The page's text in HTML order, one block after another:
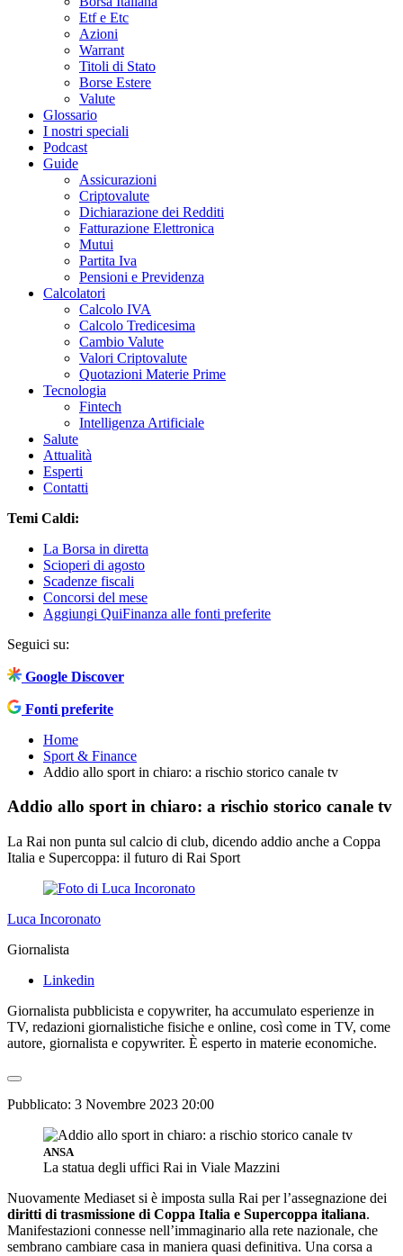
Etf e Etc
Azioni
Warrant
Titoli di Stato
Borse Estere
Valute
Glossario
I nostri speciali
Podcast
Guide
Assicurazioni
Criptovalute
Dichiarazione dei Redditi
Fatturazione Elettronica
Mutui
Partita Iva
Pensioni e Previdenza
Calcolatori
Calcolo IVA
Calcolo Tredicesima
Cambio Valute
Valori Criptovalute
Quotazioni Materie Prime
Tecnologia
Fintech
Intelligenza Artificiale
Salute
Attualità
Esperti
Contatti
Temi Caldi:
La Borsa in diretta
Scioperi di agosto
Scadenze fiscali
Concorsi del mese
Aggiungi QuiFinanza alle fonti preferite
Seguici su:
Google Discover
Fonti preferite
Home
Sport & Finance
Addio allo sport in chiaro: a rischio storico canale tv
Addio allo sport in chiaro: a rischio storico canale tv
La Rai non punta sul calcio di club, dicendo addio anche a Coppa
Italia e Supercoppa: il futuro di Rai Sport
Luca Incoronato
Giornalista
Linkedin
Giornalista pubblicista e copywriter, ha accumulato esperienze in
TV, redazioni giornalistiche fisiche e online, così come in TV, come
autore, giornalista e copywriter. È esperto in materie economiche.
Pubblicato: 3 Novembre 2023 20:00
ANSA
La statua degli uffici Rai in Viale Mazzini
Nuovamente Mediaset si è imposta sulla Rai per l’assegnazione dei
diritti di trasmissione di Coppa Italia e Supercoppa italiana.
Manifestazioni connesse nell’immaginario alla rete nazionale, che
sembrano cambiare casa in maniera quasi definitiva. Una corsa a